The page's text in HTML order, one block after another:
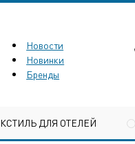
Новости
Новинки
Бренды
ДЛЯ ОТЕЛЕЙ